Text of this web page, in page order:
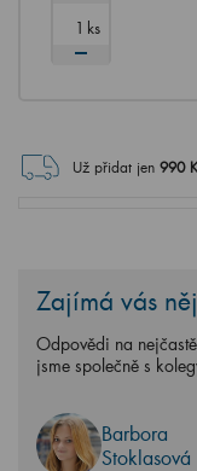
ks
Už přidat jen 990
Zajímá vás
Odpovědi na
jsme společně s
Barbora
Stoklasová